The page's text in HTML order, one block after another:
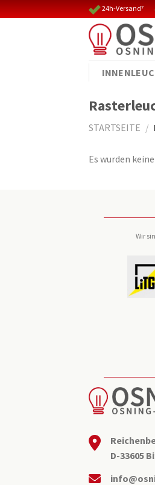
Skip
to
24h-Versand⁷
STARTSEITE /
Es wurden
Wir
D-33605